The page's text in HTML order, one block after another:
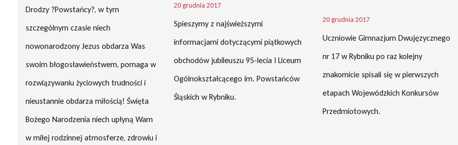
Drodzy ?Powstańcy?, w tym
szczególnym czasie niech
nowonarodzony Jezus obdarza Was
swoim błogosławieństwem, pomaga w
rozwiązywaniu życiowych trudności i
nieustannie obdarza miłością! Święta
Bożego Narodzenia niech upłyną Wam
w miłej rodzinnej atmosferze, zdrowiu i
20 grudnia 2017
Spieszymy z najświeższymi
informacjami dotyczącymi piątkowych
obchodów jubileuszu 95-lecia I Liceum
Ogólnokształcącego im. Powstańców
Śląskich w Rybniku.
20 grudnia 2017
Uczniowie Gimnazjum Dwujęzycznego
nr 17 w Rybniku po raz kolejny
znakomicie spisali się w pierwszych
etapach Wojewódzkich Konkursów
Przedmiotowych.